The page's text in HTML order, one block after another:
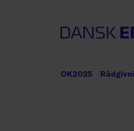
OK2025